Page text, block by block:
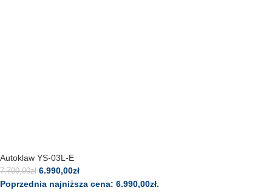
Autoklaw YS-03L-E
7.700,00zł 6.990,00zł
Poprzednia najniższa cena: 6.990,00zł.